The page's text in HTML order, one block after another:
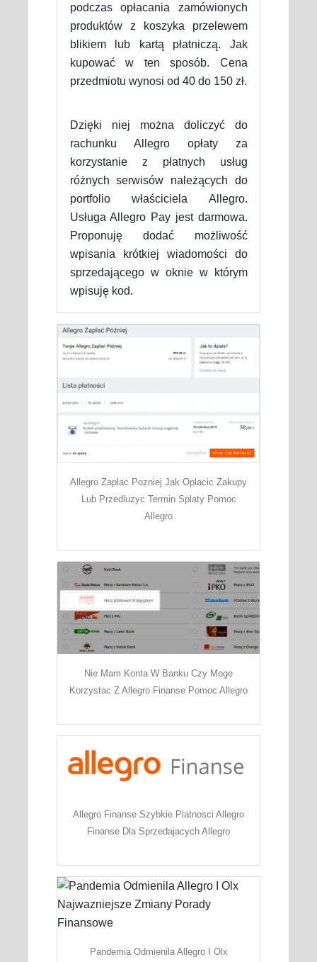
podczas opłacania zamówionych
produktów z koszyka przelewem
blikiem lub kartą płatniczą. Jak
kupować w ten sposób. Cena
przedmiotu wynosi od 40 do 150 zł.
Dzięki niej można doliczyć do
rachunku Allegro opłaty za
korzystanie z płatnych usług
różnych serwisów należących do
portfolio właściciela Allegro.
Usługa Allegro Pay jest darmowa.
Proponuję dodać możliwość
wpisania krótkiej wiadomości do
sprzedającego w oknie w którym
wpisuję kod.
Allegro Zaplac Pozniej Jak Oplacic Zakupy
Lub Przedluzyc Termin Splaty Pomoc
Allegro
Nie Mam Konta W Banku Czy Moge
Korzystac Z Allegro Finanse Pomoc Allegro
Allegro Finanse Szybkie Platnosci Allegro
Finanse Dla Sprzedajacych Allegro
Pandemia Odmienila Allegro I Olx